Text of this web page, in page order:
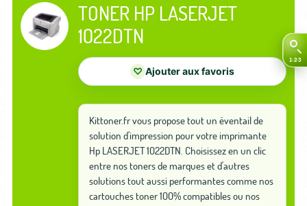
TONER HP LASERJET
1022DTN
♡ Ajouter aux favoris
Kittoner.fr vous propose tout un éventail de
solution d'impression pour votre imprimante
Hp LASERJET 1022DTN. Choisissez en un clic
entre nos toners de marques et d'autres
solutions tout aussi performantes comme nos
cartouches toner 100% compatibles ou nos